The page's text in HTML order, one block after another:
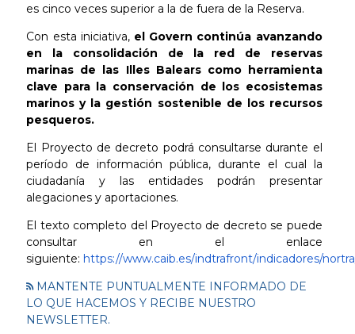
es cinco veces superior a la de fuera de la Reserva.
Con esta iniciativa, el Govern continúa avanzando
en la consolidación de la red de reservas
marinas de las Illes Balears como herramienta
clave para la conservación de los ecosistemas
marinos y la gestión sostenible de los recursos
pesqueros.
El Proyecto de decreto podrá consultarse durante el
período de información pública, durante el cual la
ciudadanía y las entidades podrán presentar
alegaciones y aportaciones.
El texto completo del Proyecto de decreto se puede
consultar en el enlace
siguiente: https://www.caib.es/indtrafront/indicadores/
MANTENTE PUNTUALMENTE INFORMADO DE
LO QUE HACEMOS Y RECIBE NUESTRO
NEWSLETTER.